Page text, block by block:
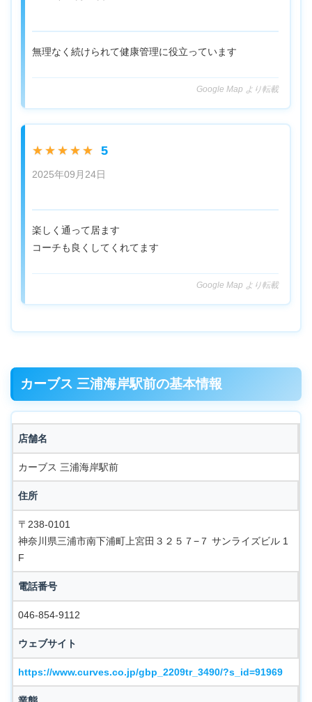
無理なく続けられて健康管理に役立っています
Google Map より転載
★★★★★ 5
2025年09月24日
楽しく通って居ます
コーチも良くしてくれてます
Google Map より転載
カーブス 三浦海岸駅前の基本情報
店舗名
カーブス 三浦海岸駅前
住所
〒238-0101
神奈川県三浦市南下浦町上宮田３２５７−７ サンライズビル 1
F
電話番号
046-854-9112
ウェブサイト
https://www.curves.co.jp/gbp_2209tr_3490/?s_id=91969